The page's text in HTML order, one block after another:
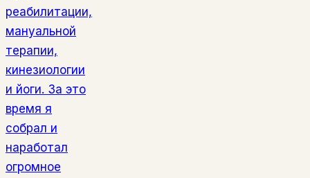
реабилитации,
мануальной
терапии,
кинезиологии
и йоги. За это
время я
собрал и
наработал
огромное